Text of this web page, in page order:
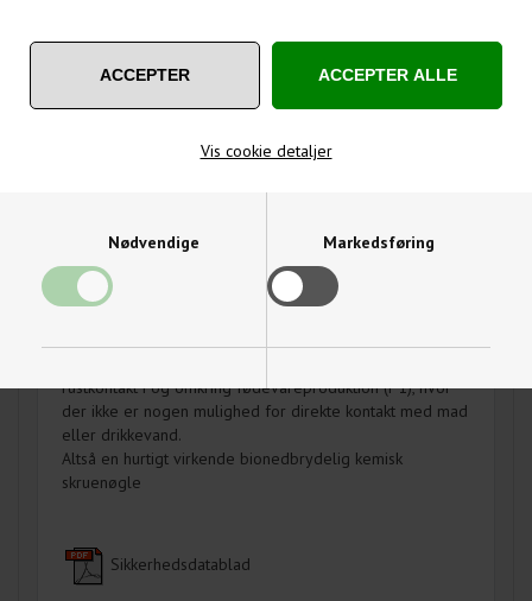
Vis cookie detaljer
Nødvendige Markedsføring
Funktionelle Statistiske
Den hjælper dig med at løse selv håbløse problemer
bolte, møtrikker, hængsler, og kuglelejer.
effekt indtræder allerede efter 10-20 sekunder.
Rust Shock danner mikroskopiske hulrum via kolde stød,
og trænger ind i hulrum, hvor den opløser rustkrystaller.
rustkontakt i og omkring fødevareproduktion (P1), hvor
der ikke er nogen mulighed for direkte kontakt med mad
eller drikkevand.
Altså en hurtigt virkende bionedbrydelig kemisk
skruenøgle
Sikkerhedsdatablad